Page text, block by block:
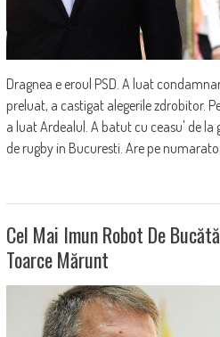
Dragnea e eroul PSD. A luat
preluat, a castigat alegerile zdrobitor.
a luat Ardealul. A batut cu ceasu' de la
de rugby in Bucuresti. Are pe
Cel Mai Imun Robot De
Toarce Mărunt